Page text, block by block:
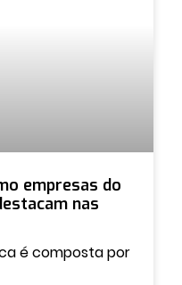
empresas do
nas
é composta por